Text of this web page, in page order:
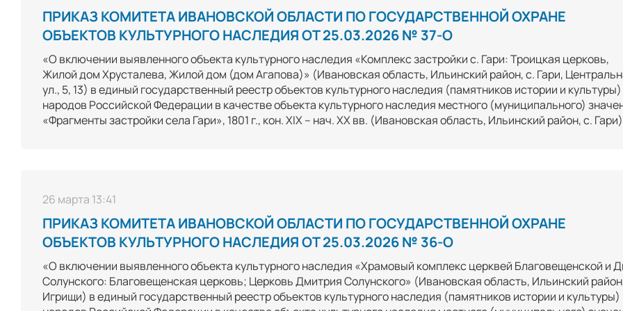
ПРИКАЗ КОМИТЕТА ИВАНОВСКОЙ ОБЛАСТИ ПО ГОСУДАРСТВЕННОЙ ОХРАНЕ
ОБЪЕКТОВ КУЛЬТУРНОГО НАСЛЕДИЯ ОТ 25.03.2026 № 37-О
«О включении выявленного объекта культурного наследия «Комплекс застройки с. Гари: Троицкая церковь,
Жилой дом Хрусталева, Жилой дом (дом Агапова)» (Ивановская область, Ильинский район, с. Гари,
ул., 5, 13) в единый государственный реестр объектов культурного наследия (памятников истории и культуры)
народов Российской Федерации в качестве объекта культурного наследия местного (муниципального)
«Фрагменты застройки села Гари», 1801 г., кон. XIX – нач. XX вв. (Ивановская область, Ильинский район, с.
26 марта 13:41
ПРИКАЗ КОМИТЕТА ИВАНОВСКОЙ ОБЛАСТИ ПО ГОСУДАРСТВЕННОЙ ОХРАНЕ
ОБЪЕКТОВ КУЛЬТУРНОГО НАСЛЕДИЯ ОТ 25.03.2026 № 36-О
«О включении выявленного объекта культурного наследия «Храмовый комплекс церквей Благовещенской и
Солунского: Благовещенская церковь; Церковь Дмитрия Солунского» (Ивановская область, Ильинский
Игрищи) в единый государственный реестр объектов культурного наследия (памятников истории и культуры)